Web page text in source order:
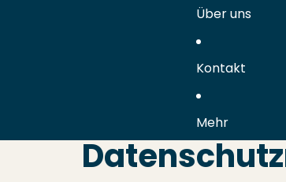
Über uns
Kontakt
Mehr